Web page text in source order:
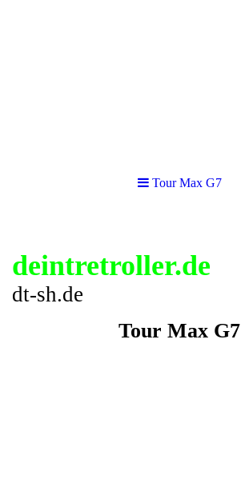
Tour Max G7
deintretroller.de
dt-sh.de
Tour Max G7